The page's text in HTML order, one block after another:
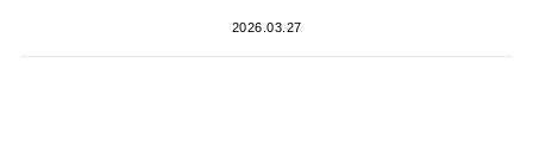
2026.03.27